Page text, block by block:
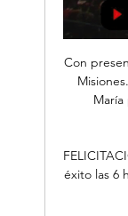
Con presencia argentina, PSG y Atalanta abren los cuartos de la Champions - El Territorio Misiones. París Saint Germain, con Mauro Icardi y Leandro Paredes pero sin Ángel Di María por suspensión, y Atalanta,. El RB Leipzig eliminó al Atlético Madrid de la Champions.

FELICITACIONES!!! a nuestro compañero HENRY "TITI" CABRERA, que culminó con total éxito las 6 horas el pasado día sábado 18 de mayo en la Pista Oficial de Atletismo "Darwin Piñeyrúa" en Montevideo.

Todo sobre el equipo Real Sociedad (LaLiga) plantilla actual con valores de mercado fichajes rumores estadísticas jugadores Calendario de juego noticias

Neste momento, há 85 jogos ao vivo televisados de 1 campeonatos diferentes. O próximo jogo que transmitirá o canal será em Portimonense - Gil Vicente da Liga NOS que será jogado na próxima 3 de junho de 2020às 20:00.

2. En el caso de transmisión de bienes inmuebles, así como en la constitución y en la cesión de derechos reales que recaigan sobre los mismos, excepto los derechos reales de garantía, cuya calificación urbanística conforme a la normativa aplicable sea la de plaza de garaje, salvo en el caso de los garajes anejos a la vivienda con un máximo de dos, la